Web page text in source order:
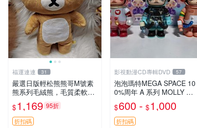
福運連連 31
嚴選日版輕松熊熊哥M號素
熊系列毛絨熊，毛質柔軟，
精緻可愛，尺寸35cm，保
存狀態優異。收藏或贈送皆
為佳選。 中古 毛絨熊 毛玩
$1,169 95折
折扣碼
影視動漫CD專輯DVD 57
泡泡瑪特MEGA SPACE 10
0%周年 A 系列 MOLLY 權
威隱藏款 嚴選薄荷巧克力色
80年代風味 權威推薦 合適
收藏
$600 - $1,000
折扣碼